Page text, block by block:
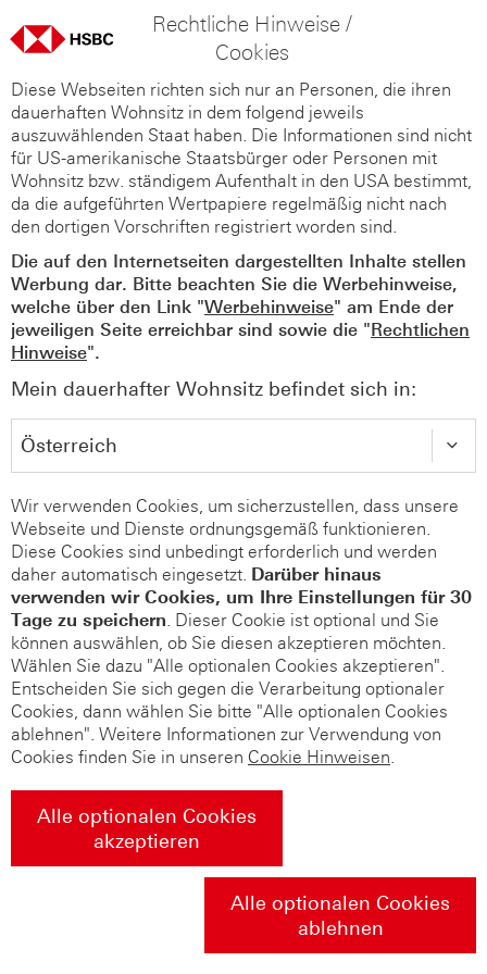
Rechtliche Hinweise /
Cookies
Diese Webseiten richten sich nur an Personen, die ihren
dauerhaften Wohnsitz in dem folgend jeweils
auszuwählenden Staat haben. Die Informationen sind nicht
für US-amerikanische Staatsbürger oder Personen mit
Wohnsitz bzw. ständigem Aufenthalt in den USA bestimmt,
da die aufgeführten Wertpapiere regelmäßig nicht nach
den dortigen Vorschriften registriert worden sind.
Die auf den Internetseiten dargestellten Inhalte stellen
Werbung dar. Bitte beachten Sie die Werbehinweise,
welche über den Link "Werbehinweise" am Ende der
jeweiligen Seite erreichbar sind sowie die "Rechtlichen
Hinweise".
Mein dauerhafter Wohnsitz befindet sich in:
Wir verwenden Cookies, um sicherzustellen, dass unsere
Webseite und Dienste ordnungsgemäß funktionieren.
Diese Cookies sind unbedingt erforderlich und werden
daher automatisch eingesetzt. Darüber hinaus
verwenden wir Cookies, um Ihre Einstellungen für 30
Tage zu speichern. Dieser Cookie ist optional und Sie
können auswählen, ob Sie diesen akzeptieren möchten.
Wählen Sie dazu "Alle optionalen Cookies akzeptieren".
Entscheiden Sie sich gegen die Verarbeitung optionaler
Cookies, dann wählen Sie bitte "Alle optionalen Cookies
ablehnen". Weitere Informationen zur Verwendung von
Cookies finden Sie in unseren Cookie Hinweisen.
Alle optionalen Cookies
akzeptieren
Alle optionalen Cookies
ablehnen